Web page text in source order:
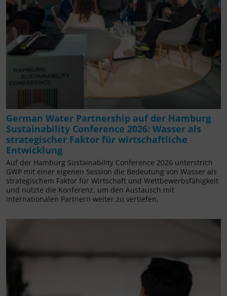
German Water Partnership auf der Hamburg
Sustainability Conference 2026: Wasser als
strategischer Faktor für wirtschaftliche
Entwicklung
Auf der Hamburg Sustainability Conference 2026 unterstrich
GWP mit einer eigenen Session die Bedeutung von Wasser als
strategischem Faktor für Wirtschaft und Wettbewerbsfähigkeit
und nutzte die Konferenz, um den Austausch mit
internationalen Partnern weiter zu vertiefen.